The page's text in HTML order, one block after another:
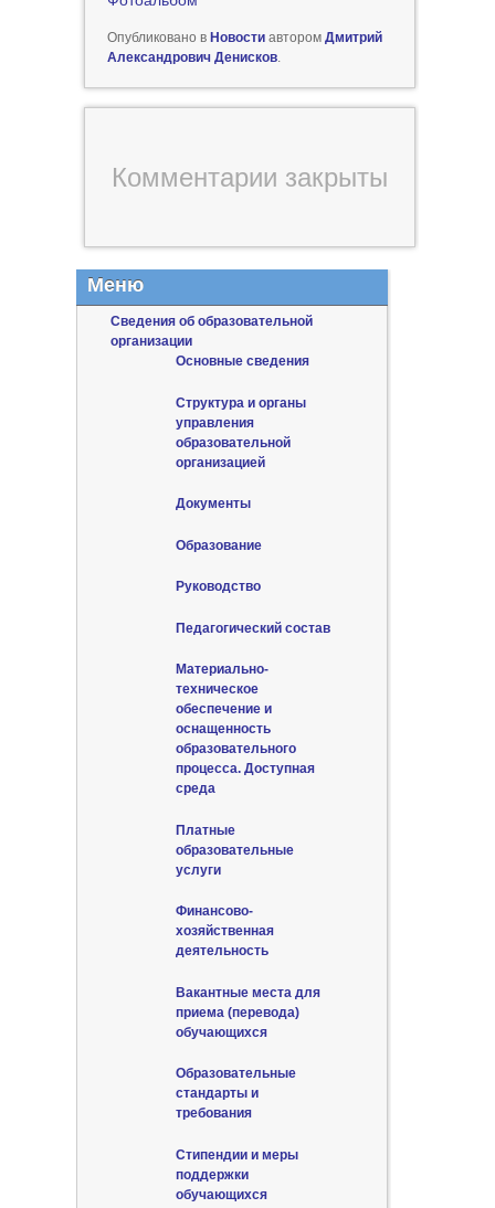
Опубликовано в Новостиавтором Дмитрий
Александрович Денисков.
Комментарии закрыты
Меню
Сведения об образовательной
организации
Основные сведения
Структура и органы
управления
образовательной
организацией
Документы
Образование
Руководство
Педагогический состав
Материально-
техническое
обеспечение и
оснащенность
образовательного
процесса. Доступная
среда
Платные
образовательные
услуги
Финансово-
хозяйственная
деятельность
Вакантные места для
приема (перевода)
обучающихся
Образовательные
стандарты и
требования
Стипендии и меры
поддержки
обучающихся